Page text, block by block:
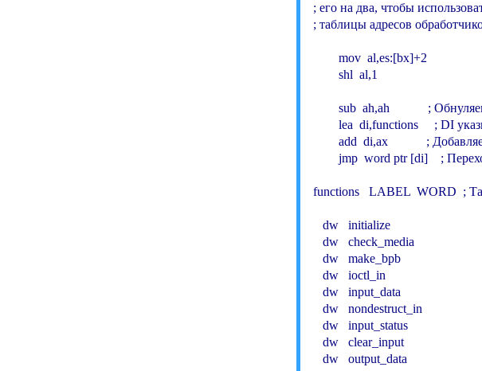
; его на два, чтобы
; таблицы адресов
        mov  al,es:[bx]+2
        shl  al,1
sub  ah,ah            ;
lea  di,functions     ;
add  di,ax            ;
jmp  word ptr [di]    ;
functions   LABEL  WORD  ;
   dw   initialize
   dw   check_media
   dw   make_bpb
   dw   ioctl_in
   dw   input_data
   dw   nondestruct_in
   dw   input_status
   dw   clear_input
   dw   output_data